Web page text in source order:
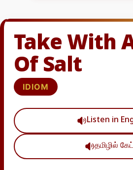
Take With
Of Salt
IDIOM
Listen in
தமிழில்